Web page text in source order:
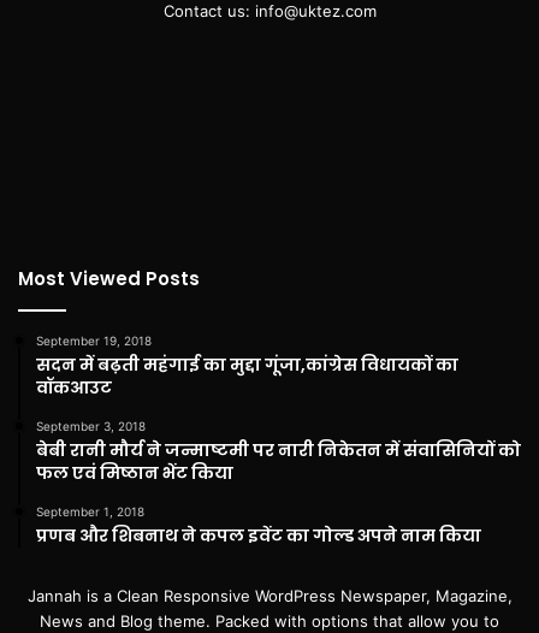
Contact us: info@uktez.com
Most Viewed Posts
September 19, 2018
सदन में बढ़ती महंगाई का मुद्दा गूंजा,कांग्रेस विधायकों का
वॉकआउट
September 3, 2018
बेबी रानी मौर्य ने जन्माष्टमी पर नारी निकेतन में संवासिनियों को
फल एवं मिष्ठान भेंट किया
September 1, 2018
प्रणब और शिबनाथ ने कपल इवेंट का गोल्ड अपने नाम किया
Jannah is a Clean Responsive WordPress Newspaper, Magazine,
News and Blog theme. Packed with options that allow you to